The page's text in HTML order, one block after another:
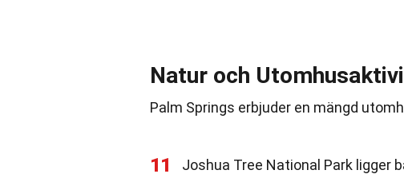
Natur och
Palm Springs erbjuder en mängd
11 Joshua Tree National Park ligger